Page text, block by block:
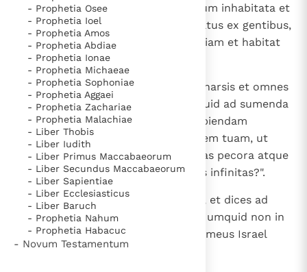
- Prophetia Osee
- Prophetia Ioel
- Prophetia Amos
- Prophetia Abdiae
- Prophetia Ionae
- Prophetia Michaeae
- Prophetia Sophoniae
- Prophetia Aggaei
- Prophetia Zachariae
- Prophetia Malachiae
- Liber Thobis
- Liber Iudith
- Liber Primus Maccabaeorum
- Liber Secundus Maccabaeorum
- Liber Sapientiae
- Liber Ecclesiasticus
- Liber Baruch
- Prophetia Nahum
- Prophetia Habacuc
- Novum Testamentum
manum tuam super deserta iterum inhabitata et
super populum, qui est congregatus ex gentibus,
qui acquisivit pecora et substantiam et habitat
in umbilico terrae.
Saba et Dedan et negotiatores Tharsis et omnes
principes eius dicent tibi: "Numquid ad sumenda
spolia tu venis? Numquid ad diripiendam
praedam congregasti multitudinem tuam, ut
tollas argentum et aurum, auferas pecora atque
substantiam et diripias manubias infinitas?".
Propterea vaticinare, fili hominis, et dices ad
Gog: Haec dicit Dominus Deus: Numquid non in
die illo, cum habitaverit populus meus Israel
confidenter, consurges?